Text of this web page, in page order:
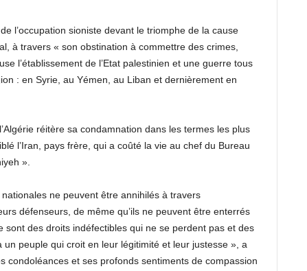
l’occupation sioniste devant le triomphe de la cause
à travers « son obstination à commettre des crimes,
l’établissement de l’Etat palestinien et une guerre tous
: en Syrie, au Yémen, au Liban et dernièrement en
réitère sa condamnation dans les termes les plus
l’Iran, pays frère, qui a coûté la vie au chef du Bureau
».
ne peuvent être annihilés à travers
défenseurs, de même qu’ils ne peuvent être enterrés
des droits indéfectibles qui ne se perdent pas et des
un peuple qui croit en leur légitimité et leur justesse », a
condoléances et ses profonds sentiments de compassion